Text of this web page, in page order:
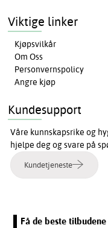
Viktige linker
Kjøpsvilkår
Om Oss
Personvernspolicy
Angre kjøp
Kundesupport
Våre kunnskapsrike og
hjelpe deg og svare på
Kundetjeneste
Få de beste